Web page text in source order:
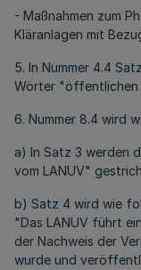
- Maßnahmen zum
Kläranlagen mit
5. In Nummer 4.4
Wörter "öffentlichen
6. Nummer 8.4 wird
a) In Satz 3 werden
vom LANUV"
b) Satz 4 wird wie
"Das LANUV führt
der Nachweis der
wurde und